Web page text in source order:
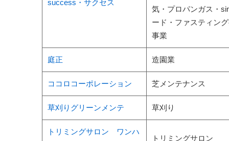
success・サクセス
気・プロパンガス・
ード・ファスティン
事業
庭正 造園業
ココロコーポレーション 芝メンテナンス
草刈りグリーンメンテ 草刈り
トリミングサロン ワンハ
トリミングサロン